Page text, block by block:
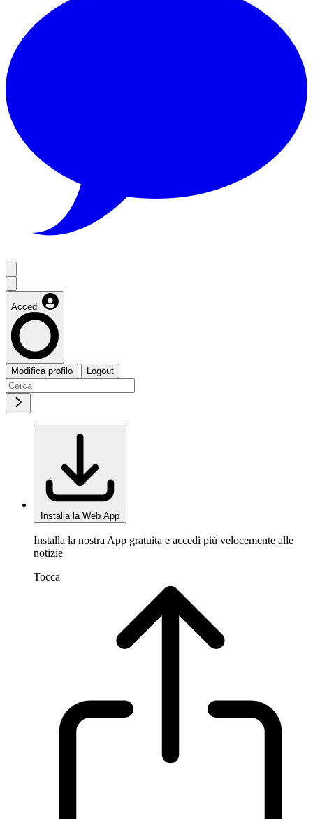
Accedi
Modifica profilo Logout
Installa la Web App
Installa la nostra App gratuita e accedi più velocemente alle
notizie
Tocca